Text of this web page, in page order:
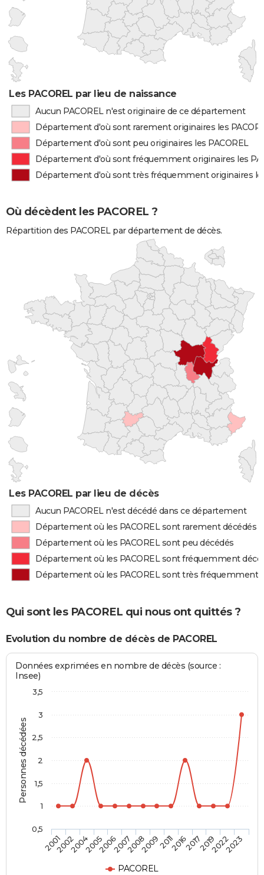
Les PACOREL par lieu de naissance
Aucun PACOREL n'est originaire de ce département
Département d'où sont rarement originaires les
Département d'où sont peu originaires les PACOREL
Département d'où sont fréquemment originaires les
Département d'où sont très fréquemment originaires
Où décèdent les PACOREL ?
Répartition des PACOREL par département de décès.
Les PACOREL par lieu de décès
Aucun PACOREL n'est décédé dans ce département
Département où les PACOREL sont rarement décédés
Département où les PACOREL sont peu décédés
Département où les PACOREL sont fréquemment
Département où les PACOREL sont très fréquemment
Qui sont les PACOREL qui nous ont quittés ?
Evolution du nombre de décès de PACOREL
Personnes décédées
Données exprimées en nombre de décès (source :
Insee)
PACOREL
20012002200420052006200720082009201120162017201920222023
0,5
1
1,5
2
2,5
3
3,5